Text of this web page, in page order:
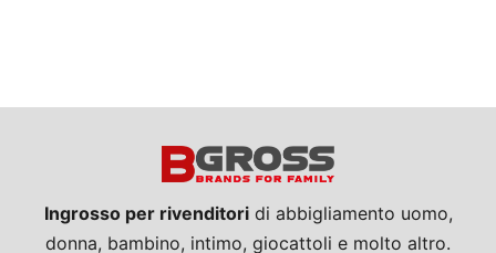
Ingrosso per rivenditoridi abbigliamento uomo,
donna, bambino, intimo, giocattoli e molto altro.